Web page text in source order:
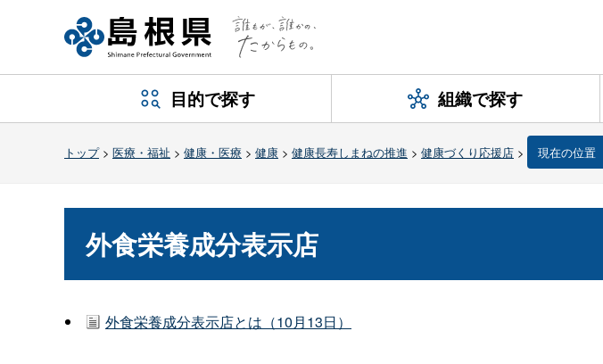
目的で探す 組織で探す
トップ> 医療・福祉 > 健康・医療 > 健康 > 健康長寿しまねの推進 > 健康づくり応援店 > 現在の位置
外食栄養成分表示店
外食栄養成分表示店とは（10月13日）